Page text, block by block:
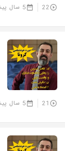
22 5 سال پیش
21 5 سال پیش